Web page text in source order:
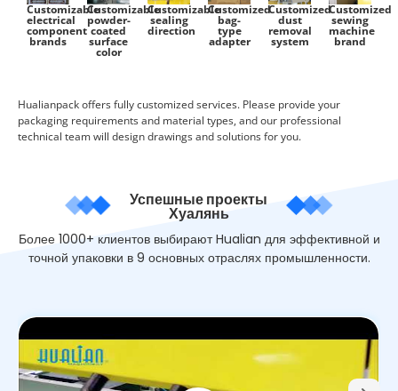
Customizable
electrical
component
brands
Customizable
powder-
coated
surface
color
Customizable
sealing
direction
Customized
bag-
type
adapter
Customized
dust
removal
system
Customized
sewing
machine
brand
Hualianpack offers fully customized services. Please provide your
packaging requirements and material types, and our professional
technical team will design drawings and solutions for you.
Успешные проекты
Хуалянь
Более 1000+ клиентов выбирают Hualian для эффективной и
точной упаковки в 9 основных отраслях промышленности.